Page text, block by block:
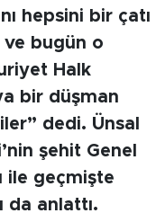
hepsini bir çatı
ve bugün o
Halk
bir düşman
dedi. Ünsal
şehit Genel
ile geçmişte
da anlattı.